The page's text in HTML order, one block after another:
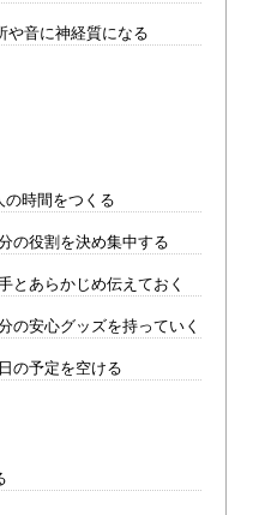
や音に神経質になる
時間をつくる
の役割を決め集中する
とあらかじめ伝えておく
の安心グッズを持っていく
の予定を空ける